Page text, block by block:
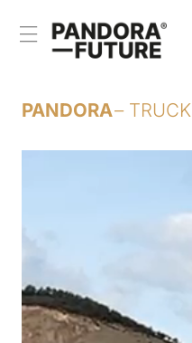
PANDORA– TRUCK